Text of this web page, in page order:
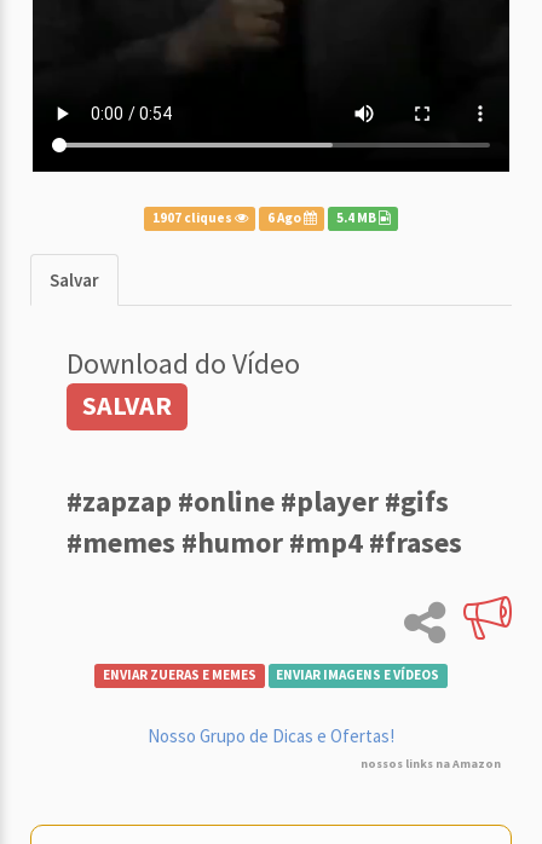
1907 cliques 6 Ago 5.4 MB
Salvar
Download do Vídeo
SALVAR
#zapzap #online #player #gifs
#memes #humor #mp4 #frases
ENVIAR ZUERAS E MEMES ENVIAR IMAGENS E VÍDEOS
Nosso Grupo de Dicas e Ofertas!
nossos links na Amazon